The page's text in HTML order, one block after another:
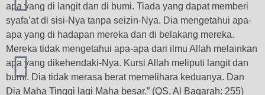
apa yang di langit dan di bumi. Tiada yang dapat memberi
syafa’at di sisi-Nya tanpa seizin-Nya. Dia mengetahui apa-
apa yang di hadapan mereka dan di belakang mereka.
Mereka tidak mengetahui apa-apa dari ilmu Allah melainkan
apa yang dikehendaki-Nya. Kursi Allah meliputi langit dan
bumi. Dia tidak merasa berat memelihara keduanya. Dan
Dia Maha Tinggi lagi Maha besar.” (QS. Al Baqarah: 255)